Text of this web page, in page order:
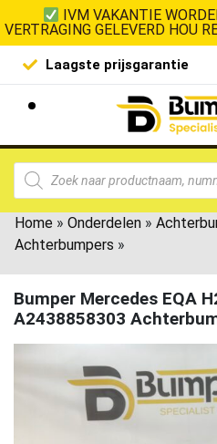
IVM VAKANTIE
VERTRAGING GELEVERD HOU
Laagste prijsgarantie
Home » Onderdelen »
Achterbumpers »
Bumper Mercedes EQA
A2438858303